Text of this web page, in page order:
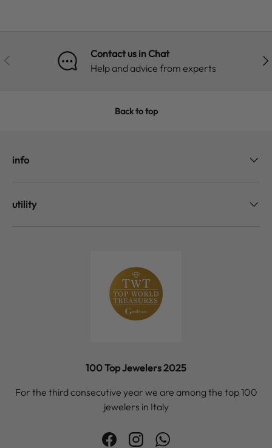
PREVIOUS
Contact us in Chat
Help and advice from experts
Back to top
info
utility
100 Top Jewelers 2025
For the third consecutive year we are among the top 100
jewelers in Italy